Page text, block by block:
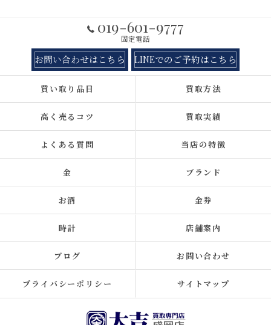
019-601-9777
固定電話
お問い合わせはこちら LINEでのご予約はこちら
買い取り品目 買取方法
高く売るコツ 買取実績
よくある質問 当店の特徴
金 ブランド
お酒 金券
時計 店舗案内
ブログ お問い合わせ
プライバシーポリシー サイトマップ